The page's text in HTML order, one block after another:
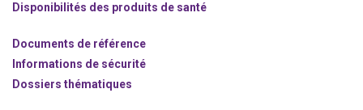
Disponibilités des produits de santé
Documents de référence
Informations de sécurité
Dossiers thématiques